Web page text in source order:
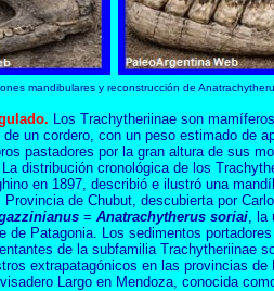
mandibulares y reconstrucción de
Los Trachytheriinae son
un cordero, con un peso estimado de
pastadores por la gran altura de sus
distribución cronológica de los
en 1897, describió e ilustró una
de Chubut, descubierta por
= Anatrachytherus soriai ,
de Patagonia. Los sedimentos
de la subfamilia Trachytheriinae
extrapatagónicos en las provincias
Largo en Mendoza, conocida